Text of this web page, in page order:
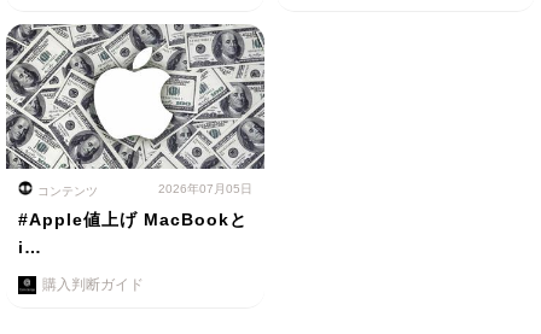
コンテンツ 2026年07月05日
#Apple値上げ MacBookと
i…
購入判断ガイド